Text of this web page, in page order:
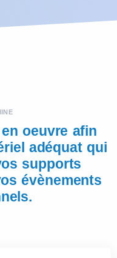
oeuvre afin
adéquat qui
supports
évènements